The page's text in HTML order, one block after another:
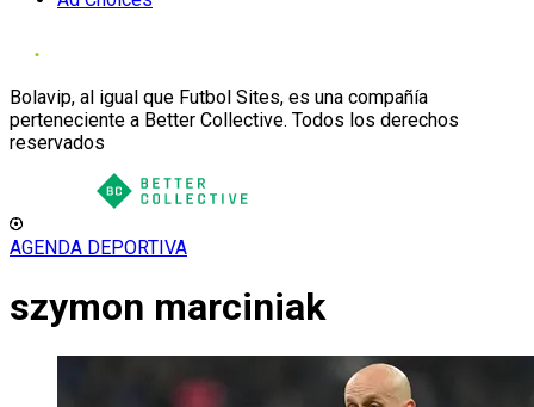
Bolavip, al igual que Futbol Sites, es una compañía
perteneciente a Better Collective. Todos los derechos
reservados
AGENDA DEPORTIVA
szymon marciniak